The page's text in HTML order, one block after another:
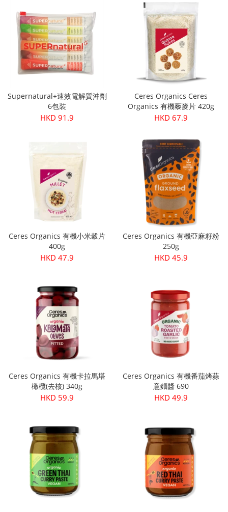
Supernatural+速效電解質沖劑
6包裝
HKD 91.9
Ceres Organics Ceres
Organics 有機藜麥片 420g
HKD 67.9
Ceres Organics 有機小米穀片
400g
HKD 47.9
Ceres Organics 有機亞麻籽粉
250g
HKD 45.9
Ceres Organics 有機卡拉馬塔
橄欖(去核) 340g
HKD 59.9
Ceres Organics 有機番茄烤蒜
意麵醬 690
HKD 49.9